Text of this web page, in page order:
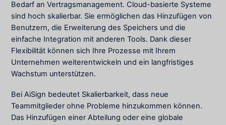
Bedarf an Vertragsmanagement. Cloud-basierte Systeme
sind hoch skalierbar. Sie ermöglichen das Hinzufügen von
Benutzern, die Erweiterung des Speichers und die
einfache Integration mit anderen Tools. Dank dieser
Flexibilität können sich Ihre Prozesse mit Ihrem
Unternehmen weiterentwickeln und ein langfristiges
Wachstum unterstützen.
Bei AiSign bedeutet Skalierbarkeit, dass neue
Teammitglieder ohne Probleme hinzukommen können.
Das Hinzufügen einer Abteilung oder eine globale